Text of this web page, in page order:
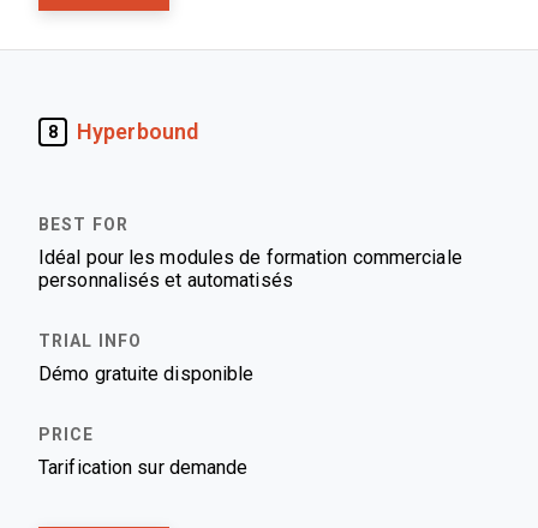
8 Hyperbound
Idéal pour les modules de formation commerciale
personnalisés et automatisés
Démo gratuite disponible
Tarification sur demande